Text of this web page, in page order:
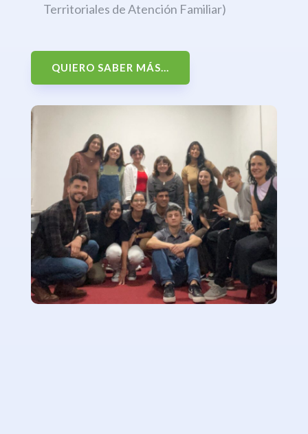
Territoriales de Atención Familiar)
QUIERO SABER MÁS...